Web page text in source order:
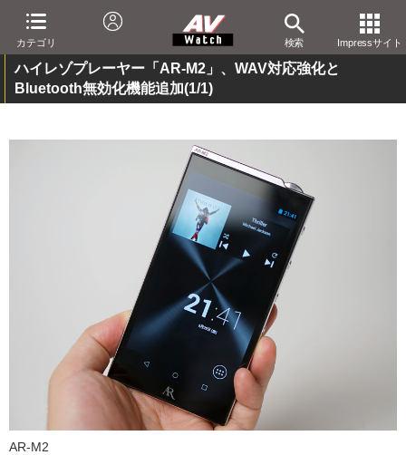
カテゴリ 検索 Impressサイト
ハイレゾプレーヤー「AR-M2」、WAV対応強化と
Bluetooth無効化機能追加(1/1)
AR-M2